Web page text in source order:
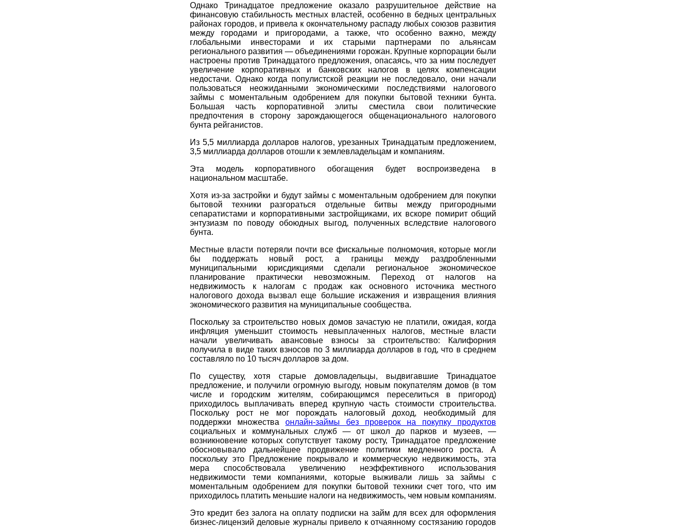
Однако Тринадцатое предложение оказало разрушительное действие на
финансовую стабильность местных властей, особенно в бедных центральных
районах городов, и привела к окончательному распаду любых союзов развития
между городами и пригородами, а также, что особенно важно, между
глобальными инвесторами и их старыми партнерами по альянсам
регионального развития — объединениями горожан. Крупные корпорации были
настроены против Тринадцатого предложения, опасаясь, что за ним последует
увеличение корпоративных и банковских налогов в целях компенсации
недостачи. Однако когда популистской реакции не последовало, они начали
пользоваться неожиданными экономическими последствиями налогового
займы с моментальным одобрением для покупки бытовой техники бунта.
Большая часть корпоративной элиты сместила свои политические
предпочтения в сторону зарождающегося общенационального налогового
бунта рейганистов.
Из 5,5 миллиарда долларов налогов, урезанных Тринадцатым предложением,
3,5 миллиарда долларов отошли к землевладельцам и компаниям.
Эта модель корпоративного обогащения будет воспроизведена в
национальном масштабе.
Хотя из-за застройки и будут займы с моментальным одобрением для покупки
бытовой техники разгораться отдельные битвы между пригородными
сепаратистами и корпоративными застройщиками, их вскоре помирит общий
энтузиазм по поводу обоюдных выгод, полученных вследствие налогового
бунта.
Местные власти потеряли почти все фискальные полномочия, которые могли
бы поддержать новый рост, а границы между раздробленными
муниципальными юрисдикциями сделали региональное экономическое
планирование практически невозможным. Переход от налогов на
недвижимость к налогам с продаж как основного источника местного
налогового дохода вызвал еще большие искажения и извращения влияния
экономического развития на муниципальные сообщества.
Поскольку за строительство новых домов зачастую не платили, ожидая, когда
инфляция уменьшит стоимость невыплаченных налогов, местные власти
начали увеличивать авансовые взносы за строительство: Калифорния
получила в виде таких взносов по 3 миллиарда долларов в год, что в среднем
составляло по 10 тысяч долларов за дом.
По существу, хотя старые домовладельцы, выдвигавшие Тринадцатое
предложение, и получили огромную выгоду, новым покупателям домов (в том
числе и городским жителям, собирающимся переселиться в пригород)
приходилось выплачивать вперед крупную часть стоимости строительства.
Поскольку рост не мог порождать налоговый доход, необходимый для
поддержки множества онлайн-займы без проверок на покупку продуктов
социальных и коммунальных служб — от школ до парков и музеев, —
возникновение которых сопутствует такому росту, Тринадцатое предложение
обосновывало дальнейшее продвижение политики медленного роста. А
поскольку это Предложение покрывало и коммерческую недвижимость, эта
мера способствовала увеличению неэффективного использования
недвижимости теми компаниями, которые выживали лишь за займы с
моментальным одобрением для покупки бытовой техники счет того, что им
приходилось платить меньшие налоги на недвижимость, чем новым компаниям.
Это кредит без залога на оплату подписки на займ для всех для оформления
бизнес-лицензий деловые журналы привело к отчаянному состязанию городов